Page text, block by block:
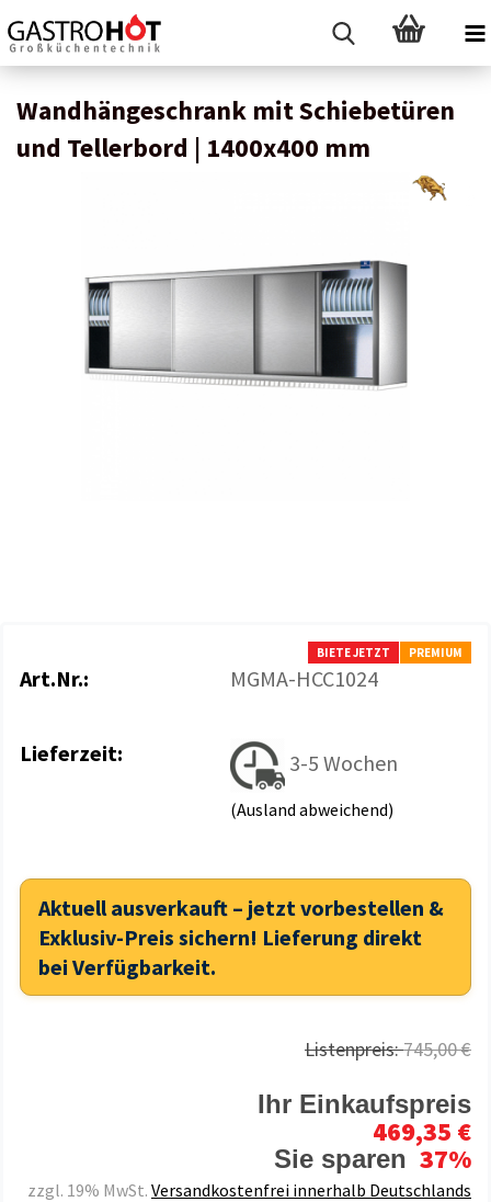
Wandhängeschrank mit Schiebetüren
und Tellerbord | 1400x400 mm
BIETE JETZT PREMIUM
Art.Nr.: MGMA-HCC1024
Lieferzeit: 3-5 Wochen
(Ausland abweichend)
Aktuell ausverkauft – jetzt vorbestellen &
Exklusiv-Preis sichern! Lieferung direkt
bei Verfügbarkeit.
Listenpreis:745,00 €
Ihr Einkaufspreis
469,35 €
Sie sparen 37%
zzgl. 19% MwSt. Versandkostenfrei innerhalb Deutschlands